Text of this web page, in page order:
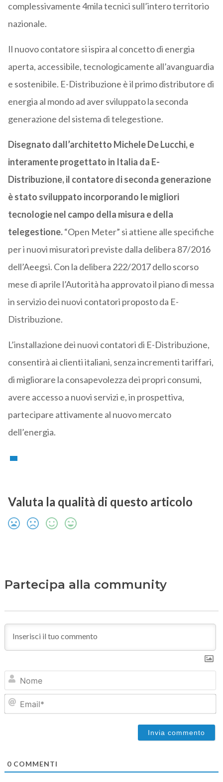
complessivamente 4mila tecnici sull’intero territorio
nazionale.
Il nuovo contatore si ispira al concetto di energia
aperta, accessibile, tecnologicamente all’avanguardia
e sostenibile. E-Distribuzione è il primo distributore di
energia al mondo ad aver sviluppato la seconda
generazione del sistema di telegestione.
Disegnato dall’architetto Michele De Lucchi, e
interamente progettato in Italia da E-
Distribuzione, il contatore di seconda generazione
è stato sviluppato incorporando le migliori
tecnologie nel campo della misura e della
telegestione.“Open Meter” si attiene alle specifiche
per i nuovi misuratori previste dalla delibera 87/2016
dell’Aeegsi. Con la delibera 222/2017 dello scorso
mese di aprile l’Autorità ha approvato il piano di messa
in servizio dei nuovi contatori proposto da E-
Distribuzione.
L’installazione dei nuovi contatori di E-Distribuzione,
consentirà ai clienti italiani, senza incrementi tariffari,
di migliorare la consapevolezza dei propri consumi,
avere accesso a nuovi servizi e, in prospettiva,
partecipare attivamente al nuovo mercato
dell’energia.
Valuta la qualità di questo articolo
Partecipa alla community
0COMMENTI